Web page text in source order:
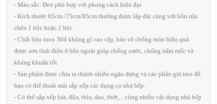
- Màu sắc: Đen phù hợp với phong cách hiện đại
- Kích thước 65cm /75cm/85cm thường được lắp đặt cùng với bồn rửa
chén 1 hộc hoặc 2 hộc
- Chất liệu inox 304 không gỉ cao cấp, bảo vệ chống mòn hiệu quả
được sơn tĩnh điện ở bên ngoài giúp chống xước, chống nấm mốc và
kháng khuẩn tốt.
- Sản phẩm được chia ra thành nhiều ngăn đựng và các phần giá treo để
bạn có thể thoải mái sắp xếp các dụng cụ nhà bếp.
- Có thể sắp xếp bát, đũa, thìa, dao, thớt,... cùng nhiều vật dụng nhà bếp